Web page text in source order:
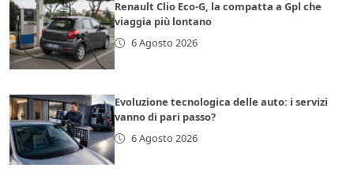
Renault Clio Eco-G, la compatta a Gpl che
viaggia più lontano
6 Agosto 2026
Evoluzione tecnologica delle auto: i servizi
vanno di pari passo?
6 Agosto 2026